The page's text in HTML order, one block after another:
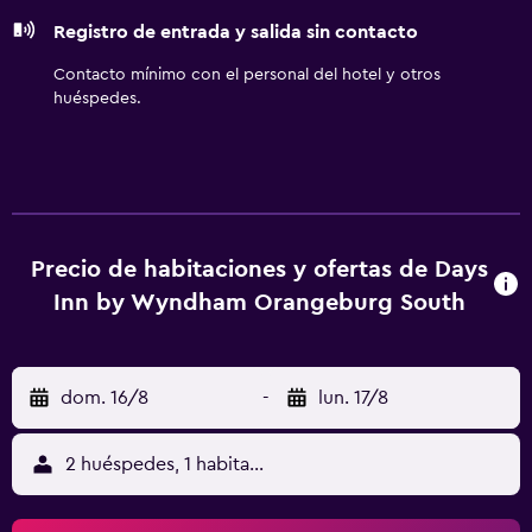
Registro de entrada y salida sin contacto
Contacto mínimo con el personal del hotel y otros
huéspedes.
Precio de habitaciones y ofertas de Days
Inn by Wyndham Orangeburg South
dom. 16/8 - lun. 17/8
2 huéspedes, 1 habitación